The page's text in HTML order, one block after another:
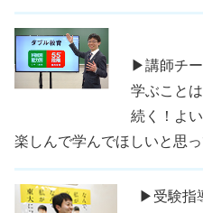
▶講師チ
学ぶこと
続く！よ
楽しんで学んでほしいと思っ
▶受験指